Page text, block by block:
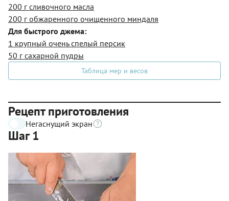
200 г сливочного масла
200 г обжаренного очищенного миндаля
Для быстрого джема:
1 крупный очень спелый персик
50 г сахарной пудры
Таблица мер и весов
Рецепт приготовления
Негаснущий экран
Шаг 1